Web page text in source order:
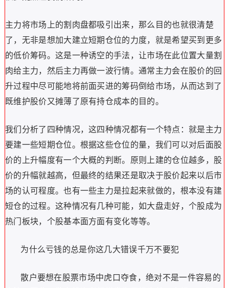
主力将市场上的割肉盘都吸引出来，那么目的也就很清楚
了，无非是想加大建立短期仓位的力度，就是希望买到更多
的低价筹码。这是一种诱空的手法，让市场在此位置大量割
肉给主力，然后主力再做一波行情。通常主力会在股价的回
升过程中尽可能地将前面买进的筹码倒给市场，从而达到了
既维护股价又摊薄了原有持仓成本的目的。
我们分析了四种情况，这四种情况都有一个特点：就是主力
要建一些短期仓位。根据这些仓位的量，我们可以对后面股
价的上升幅度有一个大概的判断。原则上建的仓位越多，股
价的升幅就越高，但最终的结果还是取决于股价起来以后市
场的认可程度。也有一些主力是拉起来就做的，根本没有建
短仓的过程。这种情况有几种可能，如大盘走好，个股成为
热门板块，个股基本面方面有变化等等。
为什么亏钱的总是你这几大错误千万不要犯
散户要想在股票市场中虎口夺食，绝对不是一件容易的